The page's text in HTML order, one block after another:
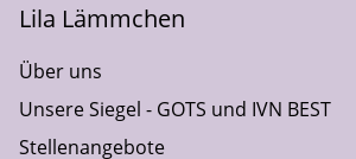
Lila Lämmchen
Über uns
Unsere Siegel - GOTS und IVN BEST
Stellenangebote